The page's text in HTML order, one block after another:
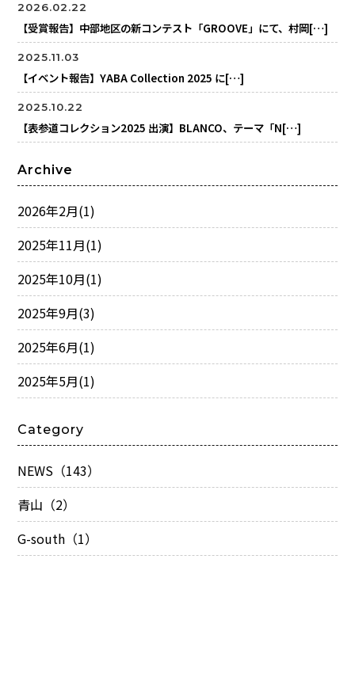
2026.02.22
【受賞報告】中部地区の新コンテスト「GROOVE」にて、村岡[…]
2025.11.03
【イベント報告】YABA Collection 2025 に[…]
2025.10.22
【表参道コレクション2025 出演】BLANCO、テーマ「N[…]
Archive
2026年2月(1)
2025年11月(1)
2025年10月(1)
2025年9月(3)
2025年6月(1)
2025年5月(1)
Category
NEWS（143）
青山（2）
G-south（1）